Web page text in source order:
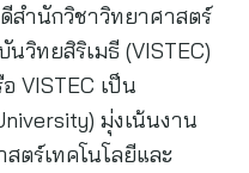
สำนักวิชาวิทยาศาสตร์
วิทยสิริเมธี (VISTEC)
VISTEC เป็น
มุ่งเน้นงาน
ตร์เทคโนโลยีและ